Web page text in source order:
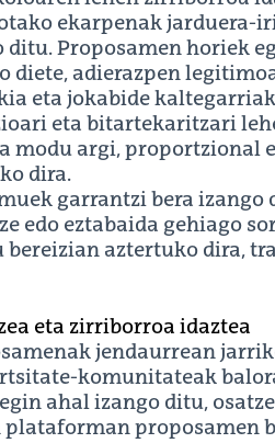
ekarpenak jarduera-
Proposamen horiek
diete, adierazpen
eta jokabide
eta bitartekaritzari
modu argi, proportzional
dira.
garrantzi bera izango
edo eztabaida gehiago
bereizian aztertuko dira,
eta zirriborroa idaztea
jendaurrean
komunitateak
ahal izango ditu,
plataforman proposamen